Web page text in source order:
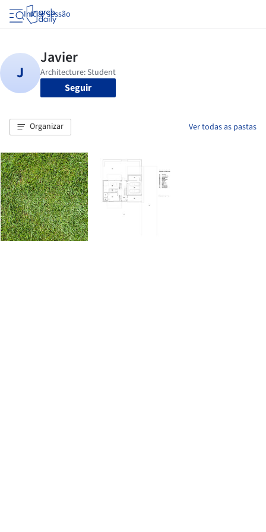
Iniciar sessão
Seguir
Organizar Ver todas as pastas